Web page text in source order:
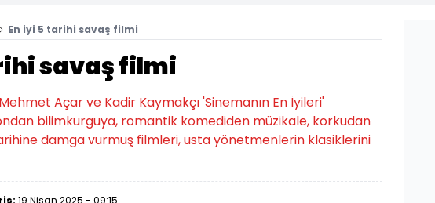
En iyi 5 tarihi savaş filmi
savaş filmi
Açar ve Kadir Kaymakçı 'Sinemanın En İyileri'
bilimkurguya, romantik komediden müzikale, korkudan
damga vurmuş filmleri, usta yönetmenlerin klasiklerini
19 Nisan 2025 - 09:15